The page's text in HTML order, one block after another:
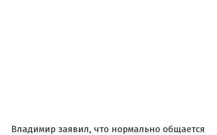
Владимир заявил, что нормально общается